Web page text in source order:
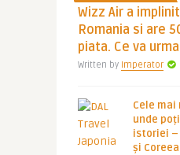
Wizz Air a
Romania si are
piata. Ce va
Written by Imperator
Cele
unde
istoriei –
și